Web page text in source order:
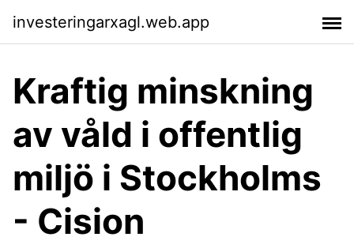
investeringarxagl.web.app
Kraftig minskning
av våld i offentlig
miljö i Stockholms
- Cision